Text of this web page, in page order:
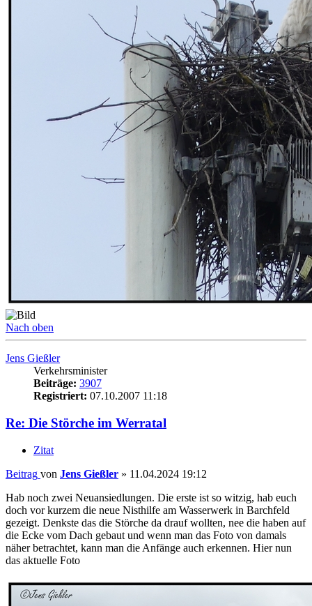
Nach oben
Jens Gießler
Verkehrsminister
Beiträge: 3907
Registriert: 07.10.2007 11:18
Re: Die Störche im Werratal
Zitat
Beitrag von Jens Gießler » 11.04.2024 19:12
Hab noch zwei Neuansiedlungen. Die erste ist so witzig, hab euch
doch vor kurzem die neue Nisthilfe am Wasserwerk in Barchfeld
gezeigt. Denkste das die Störche da drauf wollten, nee die haben auf
die Ecke vom Dach gebaut und wenn man das Foto von damals
näher betrachtet, kann man die Anfänge auch erkennen. Hier nun
das aktuelle Foto